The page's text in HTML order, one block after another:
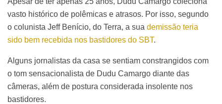
vasto histórico de polêmicas e atrasos. Por isso, segundo
o colunista Jeff Benício, do Terra, a sua demissão teria
sido bem recebida nos bastidores do SBT.
Alguns jornalistas da casa se sentiam constrangidos com
o tom sensacionalista de Dudu Camargo diante das
câmeras, além de postura considerada insolente nos
bastidores.